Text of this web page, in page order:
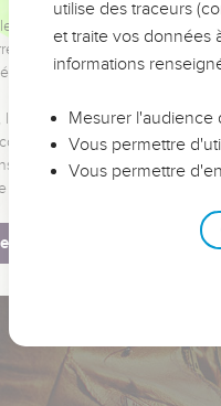
pour leurs réussites,
et les saisons difficiles
entrepreneurs, et
et les clés pour avancer
Que vous guidiez un
pour vous.
utilise des traceurs
et traite vos données
informations
Mesurer l'audience
Vous permettre
Vous permettre